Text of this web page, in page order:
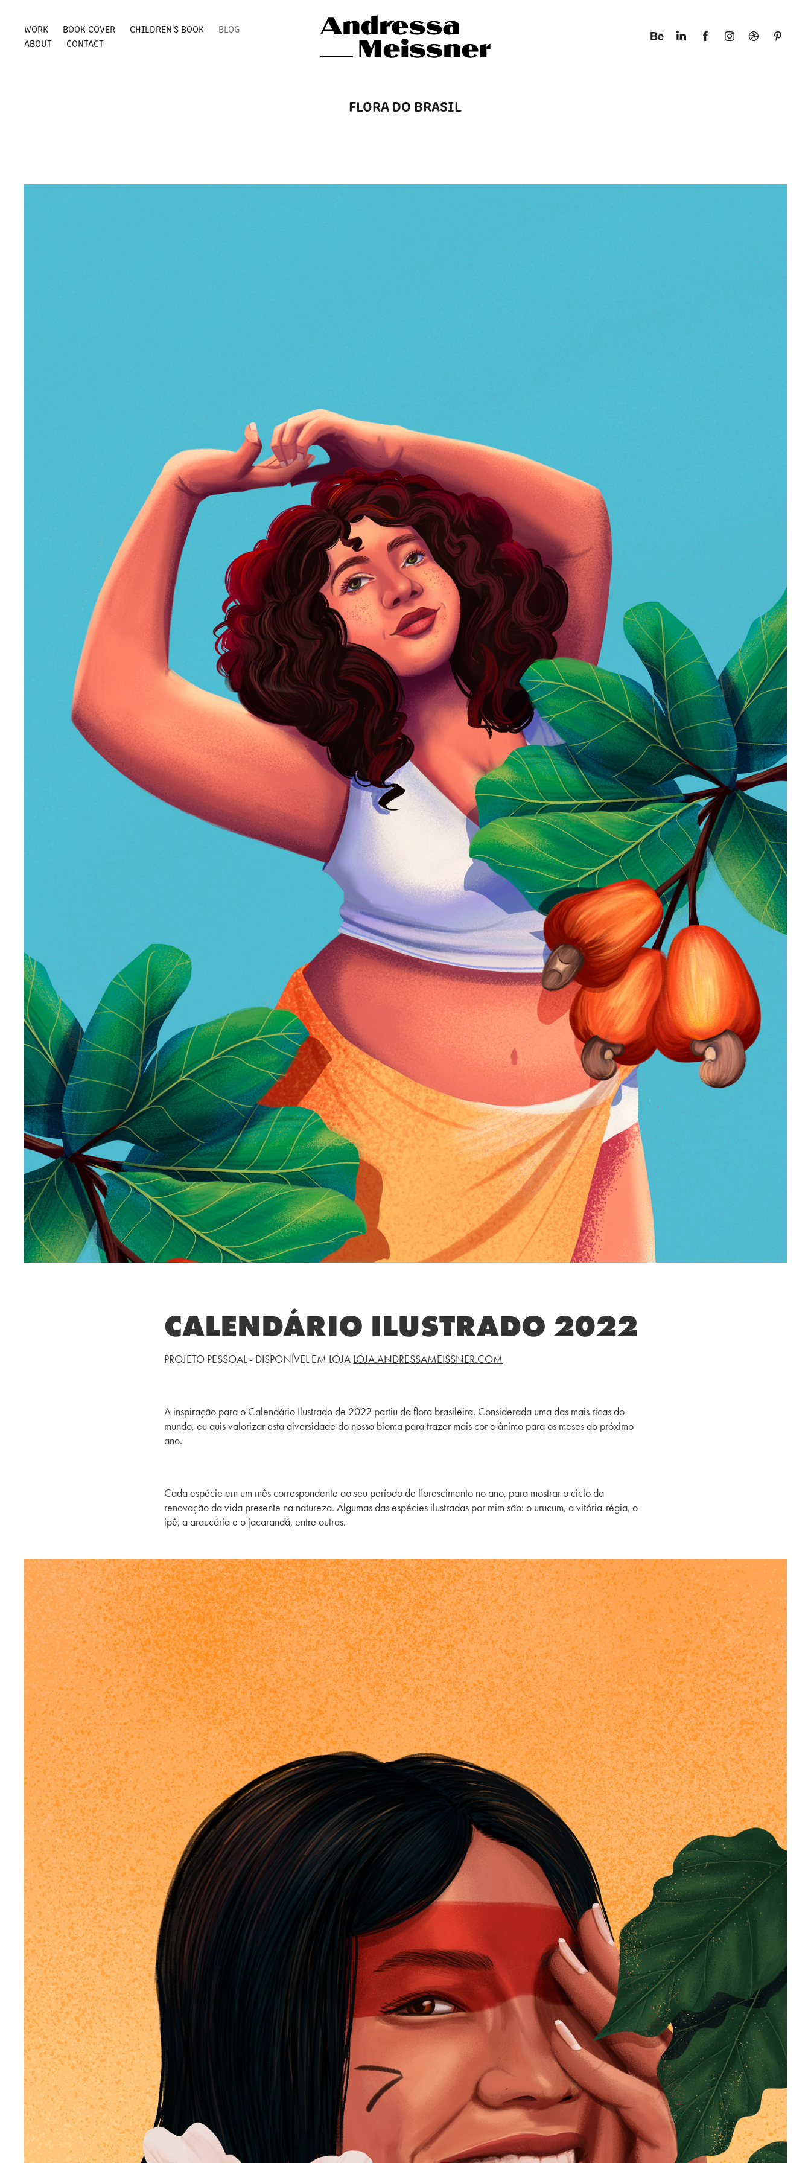
WORK BOOK COVER CHILDREN'S BOOK
BLOG
ABOUT
CONTACT
FLORA DO BRASIL
CALENDÁRIO ILUSTRADO 2022
PROJETO PESSOAL - DISPONÍVEL EM LOJA LOJA.ANDRESSAMEISSNER.COM
A inspiração para o Calendário Ilustrado de 2022 partiu da flora brasileira. Considerada uma das mais ricas do
mundo, eu quis valorizar esta diversidade do nosso bioma para trazer mais cor e ânimo para os meses do próximo
ano.
Cada espécie em um mês correspondente ao seu período de florescimento no ano, para mostrar o ciclo da
renovação da vida presente na natureza. Algumas das espécies ilustradas por mim são: o urucum, a vitória-régia, o
ipê, a araucária e o jacarandá, entre outras.